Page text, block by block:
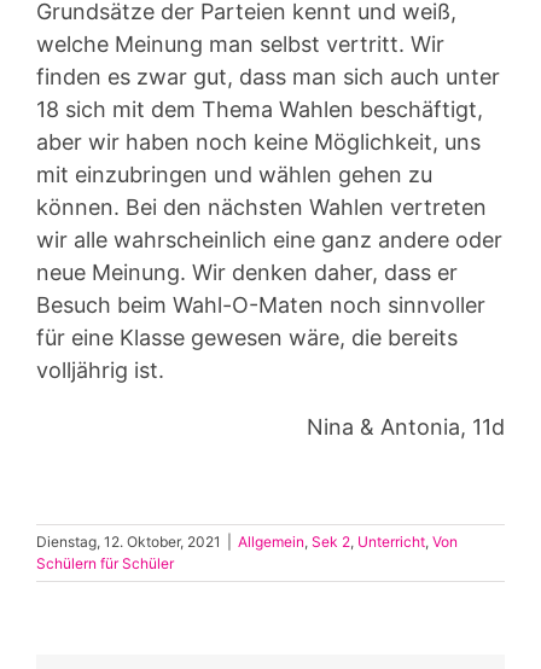
Grundsätze der Parteien kennt und weiß,
welche Meinung man selbst vertritt. Wir
finden es zwar gut, dass man sich auch unter
18 sich mit dem Thema Wahlen beschäftigt,
aber wir haben noch keine Möglichkeit, uns
mit einzubringen und wählen gehen zu
können. Bei den nächsten Wahlen vertreten
wir alle wahrscheinlich eine ganz andere oder
neue Meinung. Wir denken daher, dass er
Besuch beim Wahl-O-Maten noch sinnvoller
für eine Klasse gewesen wäre, die bereits
volljährig ist.
Nina & Antonia, 11d
Dienstag, 12. Oktober, 2021 Allgemein, Sek 2, Unterricht, Von
Schülern für Schüler